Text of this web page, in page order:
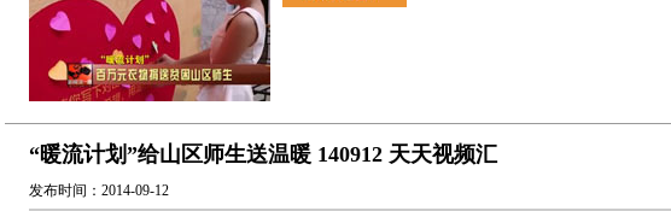
“暖流计划”给山区师生送温暖 140912 天天视频汇
发布时间：2014-09-12